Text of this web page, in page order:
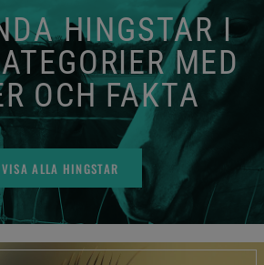
HINGSTAR I
MED
OCH FAKTA
VISA ALLA HINGSTAR